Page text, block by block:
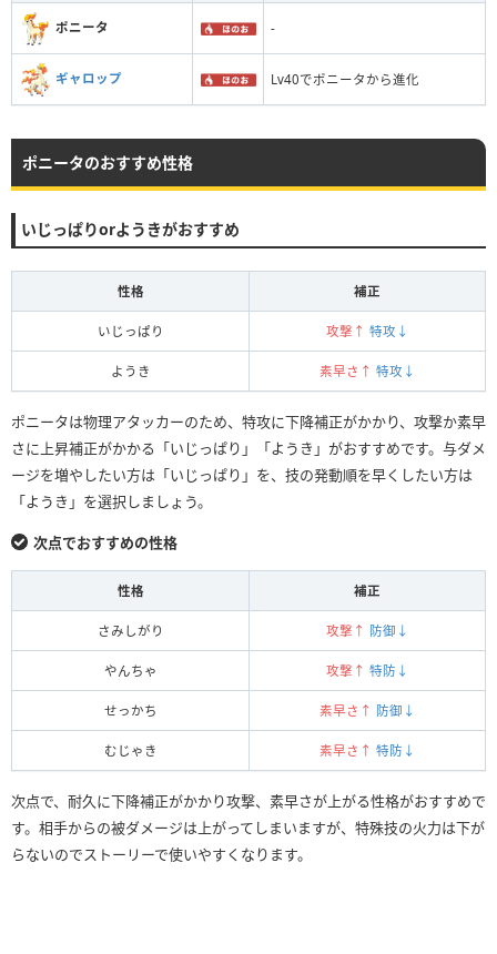
ポニータ -
ギャロップ Lv40でポニータから進化
ポニータのおすすめ性格
いじっぱりorようきがおすすめ
性格 補正
いじっぱり 攻撃↑ 特攻↓
ようき 素早さ↑ 特攻↓
ポニータは物理アタッカーのため、特攻に下降補正がかかり、攻撃か素早
さに上昇補正がかかる「いじっぱり」「ようき」がおすすめです。与ダメ
ージを増やしたい方は「いじっぱり」を、技の発動順を早くしたい方は
「ようき」を選択しましょう。
次点でおすすめの性格
性格 補正
さみしがり 攻撃↑ 防御↓
やんちゃ 攻撃↑ 特防↓
せっかち 素早さ↑ 防御↓
むじゃき 素早さ↑ 特防↓
次点で、耐久に下降補正がかかり攻撃、素早さが上がる性格がおすすめで
す。相手からの被ダメージは上がってしまいますが、特殊技の火力は下が
らないのでストーリーで使いやすくなります。